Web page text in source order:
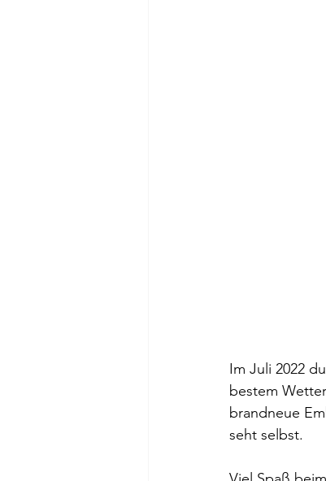
Im Juli 2022
bestem
brandneue
seht selbst.